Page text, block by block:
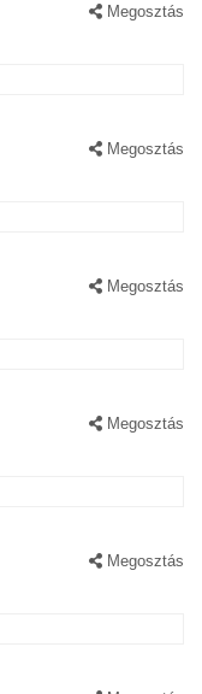
Megosztás
Megosztás
Megosztás
Megosztás
Megosztás